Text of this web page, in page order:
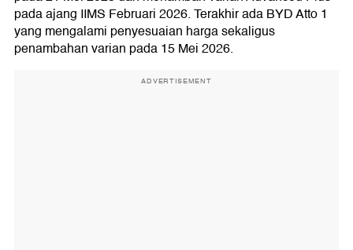
pada ajang IIMS Februari 2026. Terakhir ada BYD Atto 1
yang mengalami penyesuaian harga sekaligus
penambahan varian pada 15 Mei 2026.
ADVERTISEMENT